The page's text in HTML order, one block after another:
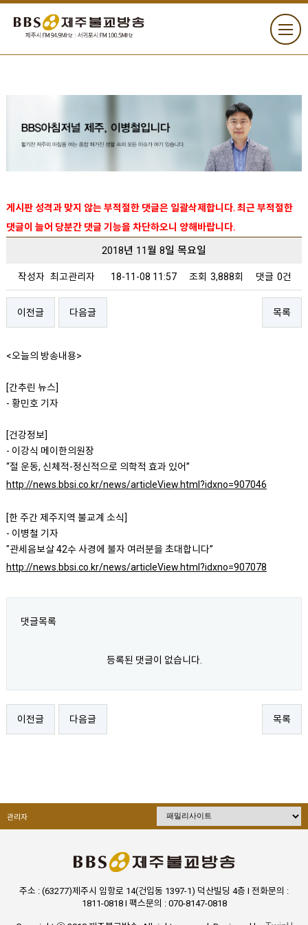
게시판 성격과 맞지 않는 부적절한 댓글은 일괄삭제합니다. 최근 부적절한
댓글이 늘어 당분간 댓글 기능을 차단하오니 양해바랍니다.
2018년 11월 8일 목요일
작성자 최고관리자 18-11-08 11:57 조회 3,888회 댓글 0건
이전글 다음글 목록
<오늘의 방송내용>
[간추린 뉴스]
- 황민호 기자
[건강정보]
- 이강식 메이한의원장
“절 운동, 신체적-정신적으로 의학적 효과 있어”
http://news.bbsi.co.kr/news/articleView.html?idxno=907046
[한 주간 제주지역 불교계 소식]
- 이병철 기자
"관세음보살 42수 사경에 불자 여러분을 초대합니다”
http://news.bbsi.co.kr/news/articleView.html?idxno=907078
댓글목록
등록된 댓글이 없습니다.
이전글 다음글 목록
관리자
주소 : (63277)제주시 임항로 14(건입동 1397-1) 덕산빌딩 4층 I 전화문의 :
1811-0818 I 팩스문의 : 070-8147-0818